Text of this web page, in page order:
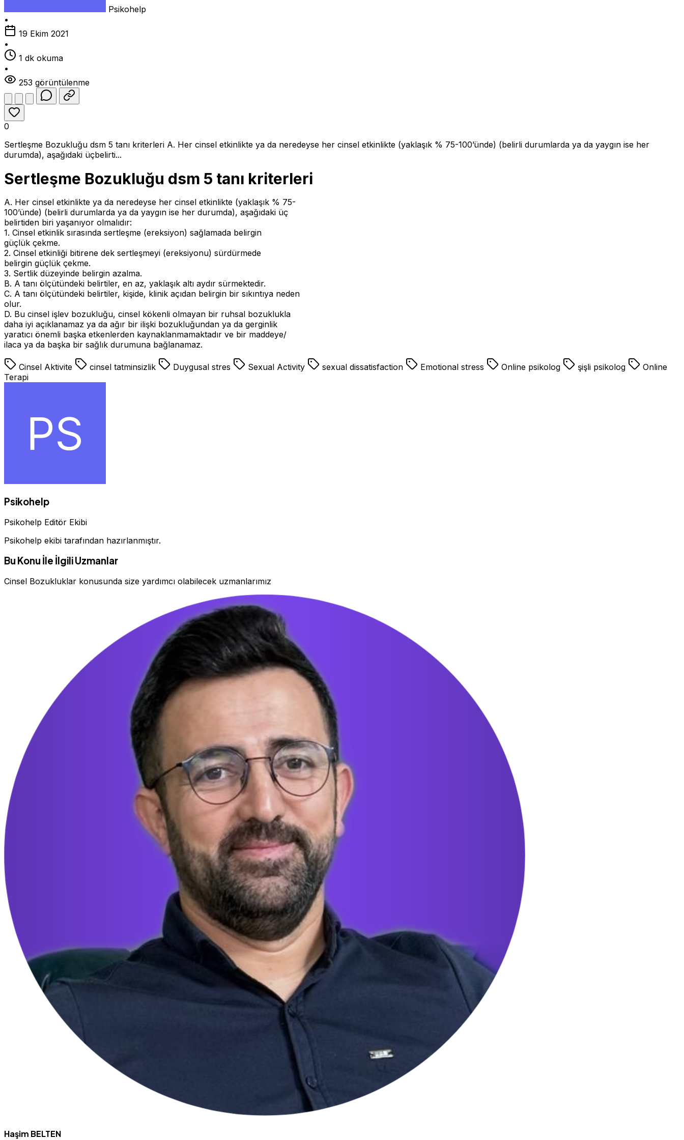
Psikohelp
•
19 Ekim 2021
•
1 dk okuma
•
253 görüntülenme
0
Sertleşme Bozukluğu dsm 5 tanı kriterleri A. Her cinsel etkinlikte ya da neredeyse her cinsel etkinlikte (yaklaşık % 75-100’ünde) (belirli durumlarda ya da yaygın ise her
durumda), aşağıdaki üçbelirti...
Sertleşme Bozukluğu dsm 5 tanı kriterleri
A. Her cinsel etkinlikte ya da neredeyse her cinsel etkinlikte (yaklaşık % 75-
100’ünde) (belirli durumlarda ya da yaygın ise her durumda), aşağıdaki üç
belirtiden biri yaşanıyor olmalıdır:
1. Cinsel etkinlik sırasında sertleşme (ereksiyon) sağlamada belirgin
güçlük çekme.
2. Cinsel etkinliği bitirene dek sertleşmeyi (ereksiyonu) sürdürmede
belirgin güçlük çekme.
3. Sertlik düzeyinde belirgin azalma.
B. A tanı ölçütündeki belirtiler, en az, yaklaşık altı aydır sürmektedir.
C. A tanı ölçütündeki belirtiler, kişide, klinik açıdan belirgin bir sıkıntıya neden
olur.
D. Bu cinsel işlev bozukluğu, cinsel kökenli olmayan bir ruhsal bozuklukla
daha iyi açıklanamaz ya da ağır bir ilişki bozukluğundan ya da gerginlik
yaratıcı önemli başka etkenlerden kaynaklanmamaktadır ve bir maddeye/
ilaca ya da başka bir sağlık durumuna bağlanamaz.
Cinsel Aktivite cinsel tatminsizlik Duygusal stres Sexual Activity sexual dissatisfaction Emotional stress Online psikolog şişli psikolog
Online
Terapi
Psikohelp
Psikohelp Editör Ekibi
Psikohelp ekibi tarafından hazırlanmıştır.
Bu Konu İle İlgili Uzmanlar
Cinsel Bozukluklar konusunda size yardımcı olabilecek uzmanlarımız
Haşim BELTEN